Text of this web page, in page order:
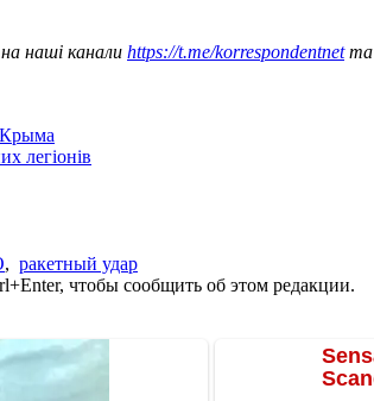
наші канали https://t.me/korrespondentnetта
Крыма
легіонів
, ракетный удар
чтобы сообщить об этом редакции.